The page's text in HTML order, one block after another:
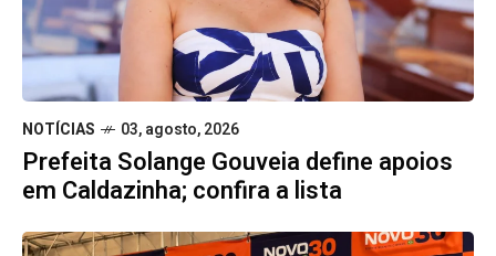
NOTÍCIAS 03, agosto, 2026
Prefeita Solange Gouveia define apoios
em Caldazinha; confira a lista